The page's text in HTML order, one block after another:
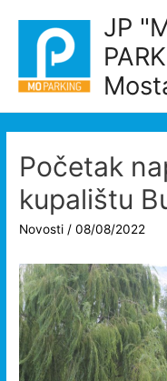
JP
Početak
kupalištu
Novosti /08/08/2022